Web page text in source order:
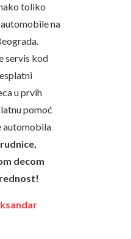
toliko
na
servis kod
u prvih
pomoć
automobila
decom